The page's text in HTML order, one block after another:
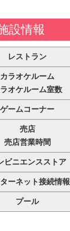
設情報
レストラン
カラオケルーム
オケルーム室数
ゲームコーナー
売店
売店営業時間
ビニエンスストア
ーネット接続情報
プール